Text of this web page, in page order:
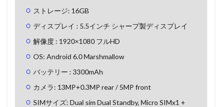
ストレージ: 16GB
ディスプレイ : 5.5インチ シャープ製ディスプレイ
解像度 : 1920×1080 フルHD
OS: Android 6.0 Marshmallow
バッテリー : 3300mAh
カメラ: 13MP+0.3MP rear / 5MP front
SIMサイズ: Dual sim Dual Standby, Micro SIMx1 +